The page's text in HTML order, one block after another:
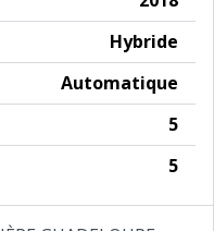
Hybride
Automatique
5
5